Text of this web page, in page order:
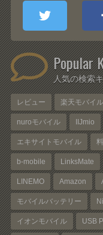
Popular
人気の検索
レビュー 楽天モバイル
nuroモバイル IIJmio
エキサイトモバイル
b-mobile LinksMate
LINEMO Amazon
モバイルバッテリー
イオンモバイル USB